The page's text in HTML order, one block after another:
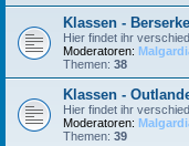
Klassen -
Hier findet ihr
Moderatoren:
Themen: 38
Klassen -
Hier findet ihr
Moderatoren:
Themen: 39